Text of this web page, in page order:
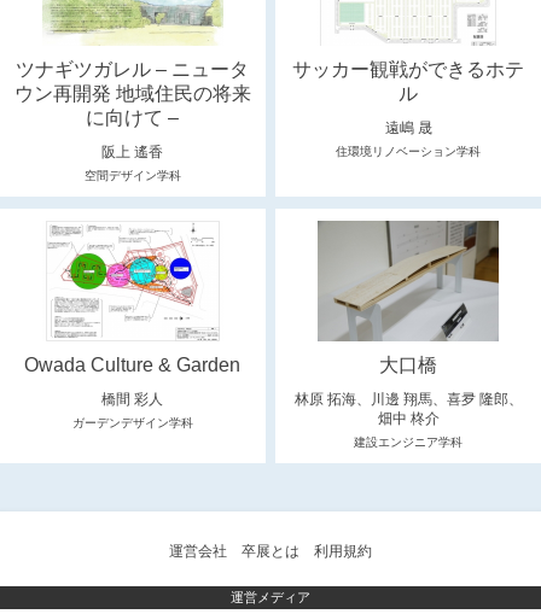
ツナギツガレル – ニュータ
ウン再開発 地域住民の将来
に向けて –
阪上 遙香
空間デザイン学科
サッカー観戦ができるホテ
ル
遠嶋 晟
住環境リノベーション学科
Owada Culture & Garden
橋間 彩人
ガーデンデザイン学科
大口橋
林原 拓海、川邊 翔馬、喜夛 隆郎、
畑中 柊介
建設エンジニア学科
運営会社 卒展とは 利用規約
運営メディア